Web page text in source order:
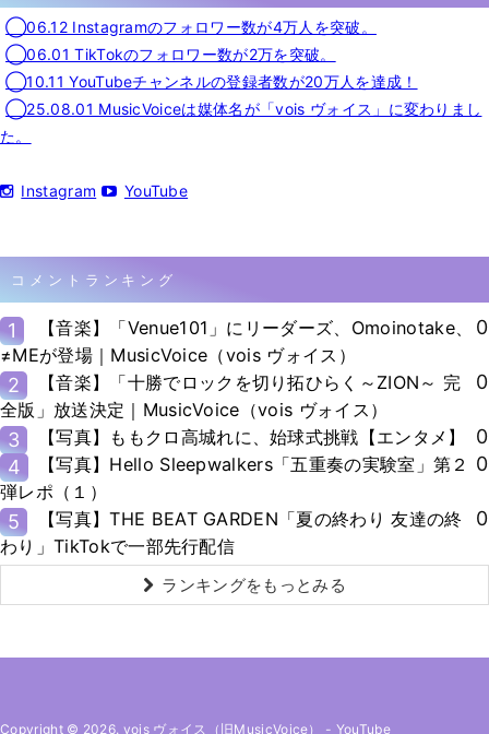
◯06.12 Instagramのフォロワー数が4万人を突破。
◯06.01 TikTokのフォロワー数が2万を突破。
◯10.11 YouTubeチャンネルの登録者数が20万人を達成！
◯25.08.01 MusicVoiceは媒体名が「vois ヴォイス」に変わりまし
た。
Instagram YouTube
コメントランキング
1
【音楽】「Venue101」にリーダーズ、Omoinotake、
≠MEが登場｜MusicVoice（vois ヴォイス）
0
2
【音楽】「十勝でロックを切り拓ひらく～ZION～ 完
全版」放送決定｜MusicVoice（vois ヴォイス）
0
3 【写真】ももクロ高城れに、始球式挑戦【エンタメ】
0
4
【写真】Hello Sleepwalkers「五重奏の実験室」第２
弾レポ（１）
0
5
【写真】THE BEAT GARDEN「夏の終わり 友達の終
わり」TikTokで一部先行配信
0
ランキングをもっとみる
Copyright © 2026. vois ヴォイス（旧MusicVoice） - YouTube